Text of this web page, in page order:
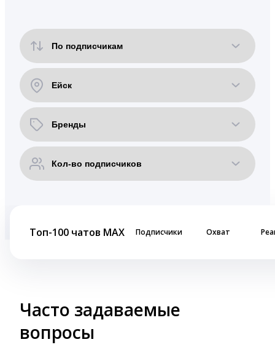
Топ-100 чатов MAX Подписчики Охват
Часто задаваемые
вопросы